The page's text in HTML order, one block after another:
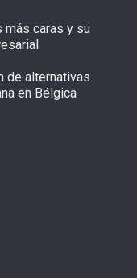
más caras y su
de alternativas
en Bélgica